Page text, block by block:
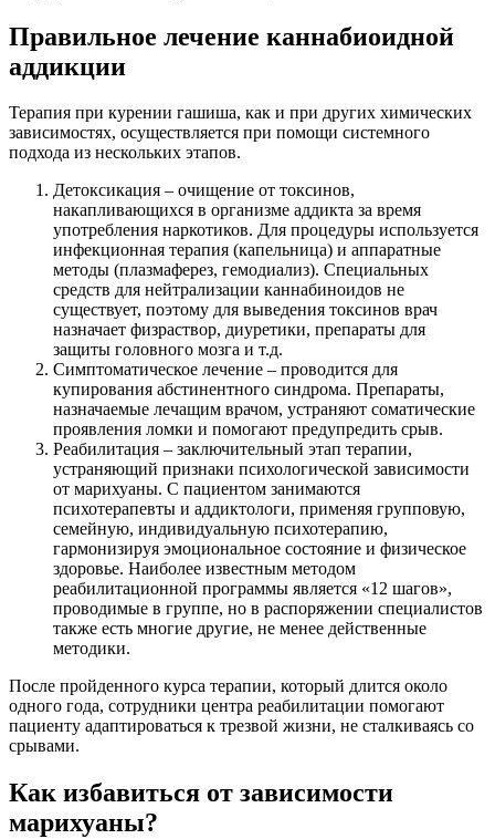
Правильное лечение каннабиоидной
аддикции
Терапия при курении гашиша, как и при других химических
зависимостях, осуществляется при помощи системного
подхода из нескольких этапов.
Детоксикация – очищение от токсинов,
накапливающихся в организме аддикта за время
употребления наркотиков. Для процедуры используется
инфекционная терапия (капельница) и аппаратные
методы (плазмаферез, гемодиализ). Специальных
средств для нейтрализации каннабиноидов не
существует, поэтому для выведения токсинов врач
назначает физраствор, диуретики, препараты для
защиты головного мозга и т.д.
Симптоматическое лечение – проводится для
купирования абстинентного синдрома. Препараты,
назначаемые лечащим врачом, устраняют соматические
проявления ломки и помогают предупредить срыв.
Реабилитация – заключительный этап терапии,
устраняющий признаки психологической зависимости
от марихуаны. С пациентом занимаются
психотерапевты и аддиктологи, применяя групповую,
семейную, индивидуальную психотерапию,
гармонизируя эмоциональное состояние и физическое
здоровье. Наиболее известным методом
реабилитационной программы является «12 шагов»,
проводимые в группе, но в распоряжении специалистов
также есть многие другие, не менее действенные
методики.
После пройденного курса терапии, который длится около
одного года, сотрудники центра реабилитации помогают
пациенту адаптироваться к трезвой жизни, не сталкиваясь со
срывами.
Как избавиться от зависимости
марихуаны?